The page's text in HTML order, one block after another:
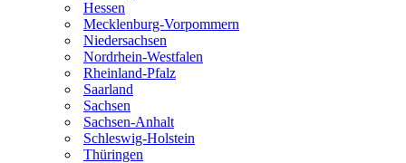
Hessen
Mecklenburg-Vorpommern
Niedersachsen
Nordrhein-Westfalen
Rheinland-Pfalz
Saarland
Sachsen
Sachsen-Anhalt
Schleswig-Holstein
Thüringen